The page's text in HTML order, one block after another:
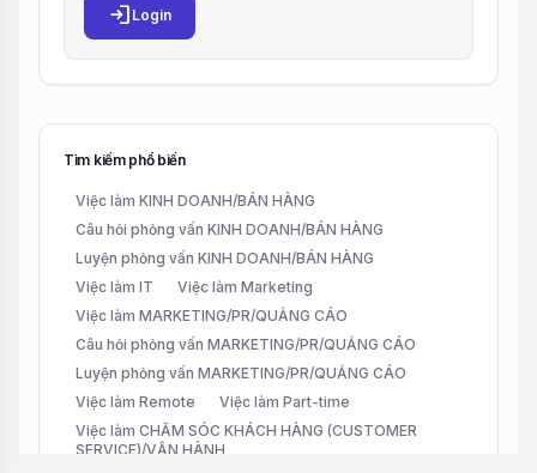
login Login
Tìm kiếm phổ biến
Việc làm KINH DOANH/BÁN HÀNG
Câu hỏi phỏng vấn KINH DOANH/BÁN HÀNG
Luyện phỏng vấn KINH DOANH/BÁN HÀNG
Việc làm IT
Việc làm Marketing
Việc làm MARKETING/PR/QUẢNG CÁO
Câu hỏi phỏng vấn MARKETING/PR/QUẢNG CÁO
Luyện phỏng vấn MARKETING/PR/QUẢNG CÁO
Việc làm Remote
Việc làm Part-time
Việc làm CHĂM SÓC KHÁCH HÀNG (CUSTOMER
SERVICE)/VẬN HÀNH